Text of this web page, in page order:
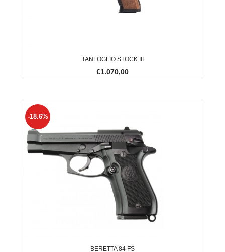
TANFOGLIO STOCK III
€1.070,00
BERETTA 84 FS
-18.6%